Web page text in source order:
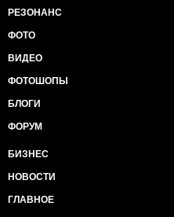
дрочеров никогда в
РЕЗОНАНС
ФОТО
ВИДЕО
ФОТОШОПЫ
БЛОГИ
ФОРУМ
БИЗНЕС
НОВОСТИ
ГЛАВНОЕ